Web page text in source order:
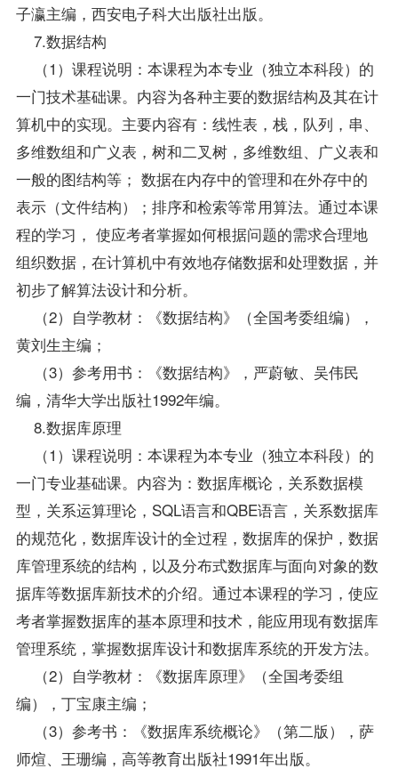
子瀛主编，西安电子科大出版社出版。
7.数据结构
（1）课程说明：本课程为本专业（独立本科段）的
一门技术基础课。内容为各种主要的数据结构及其在计
算机中的实现。主要内容有：线性表，栈，队列，串、
多维数组和广义表，树和二叉树，多维数组、广义表和
一般的图结构等； 数据在内存中的管理和在外存中的
表示（文件结构）；排序和检索等常用算法。通过本课
程的学习， 使应考者掌握如何根据问题的需求合理地
组织数据，在计算机中有效地存储数据和处理数据，并
初步了解算法设计和分析。
（2）自学教材：《数据结构》（全国考委组编），
黄刘生主编；
（3）参考用书：《数据结构》，严蔚敏、吴伟民
编，清华大学出版社1992年编。
8.数据库原理
（1）课程说明：本课程为本专业（独立本科段）的
一门专业基础课。内容为：数据库概论，关系数据模
型，关系运算理论，SQL语言和QBE语言，关系数据库
的规范化，数据库设计的全过程，数据库的保护，数据
库管理系统的结构，以及分布式数据库与面向对象的数
据库等数据库新技术的介绍。通过本课程的学习，使应
考者掌握数据库的基本原理和技术，能应用现有数据库
管理系统，掌握数据库设计和数据库系统的开发方法。
（2）自学教材：《数据库原理》（全国考委组
编），丁宝康主编；
（3）参考书：《数据库系统概论》（第二版），萨
师煊、王珊编，高等教育出版社1991年出版。